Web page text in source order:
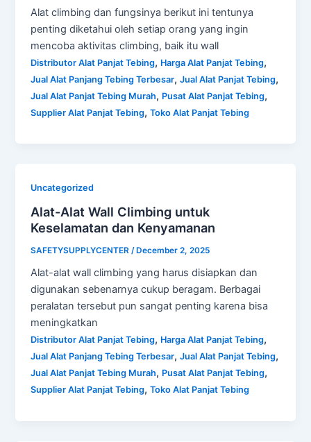
Alat climbing dan fungsinya berikut ini tentunya
penting diketahui oleh setiap orang yang ingin
mencoba aktivitas climbing, baik itu wall
Distributor Alat Panjat Tebing, Harga Alat Panjat Tebing,
Jual Alat Panjang Tebing Terbesar,Jual Alat Panjat Tebing,
Jual Alat Panjat Tebing Murah, Pusat Alat Panjat Tebing,
Supplier Alat Panjat Tebing,Toko Alat Panjat Tebing
Uncategorized
Alat-Alat Wall Climbing untuk
Keselamatan dan Kenyamanan
SAFETYSUPPLYCENTER /December 2, 2025
Alat-alat wall climbing yang harus disiapkan dan
digunakan sebenarnya cukup beragam. Berbagai
peralatan tersebut pun sangat penting karena bisa
meningkatkan
Distributor Alat Panjat Tebing, Harga Alat Panjat Tebing,
Jual Alat Panjang Tebing Terbesar,Jual Alat Panjat Tebing,
Jual Alat Panjat Tebing Murah, Pusat Alat Panjat Tebing,
Supplier Alat Panjat Tebing,Toko Alat Panjat Tebing